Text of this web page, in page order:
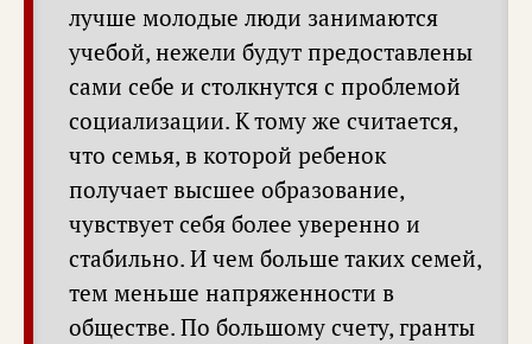
лучше молодые люди занимаются
учебой, нежели будут предоставлены
сами себе и столкнутся с проблемой
социализации. К тому же считается,
что семья, в которой ребенок
получает высшее образование,
чувствует себя более уверенно и
стабильно. И чем больше таких семей,
тем меньше напряженности в
обществе. По большому счету, гранты